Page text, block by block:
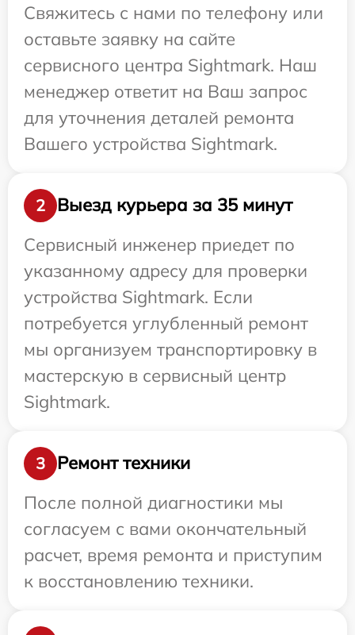
Свяжитесь с нами по телефону или
оставьте заявку на сайте
сервисного центра Sightmark. Наш
менеджер ответит на Ваш запрос
для уточнения деталей ремонта
Вашего устройства Sightmark.
2
Выезд курьера за 35 минут
Сервисный инженер приедет по
указанному адресу для проверки
устройства Sightmark. Если
потребуется углубленный ремонт
мы организуем транспортировку в
мастерскую в сервисный центр
Sightmark.
3
Ремонт техники
После полной диагностики мы
согласуем с вами окончательный
расчет, время ремонта и приступим
к восстановлению техники.